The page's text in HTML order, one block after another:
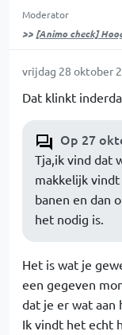
Moderator
>> [Animo check]
vrijdag 28 oktober
Dat klinkt
Op 27
Tja,ik vind dat
makkelijk
banen en dan
het nodig is.
Het is wat je
een gegeven
dat je er wat aan
Ik vindt het echt